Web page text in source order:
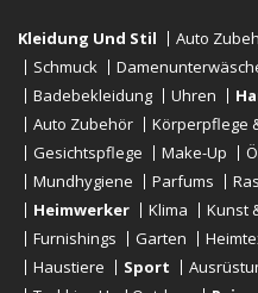
Kleidung Und Stil Auto
Schmuck
Badebekleidung
Uhren
Auto Zubehör
Körperpflege
Gesichtspflege
Make-Up
Mundhygiene
Parfums
Heimwerker
Klima Kunst
Furnishings
Garten
Haustiere
Sport